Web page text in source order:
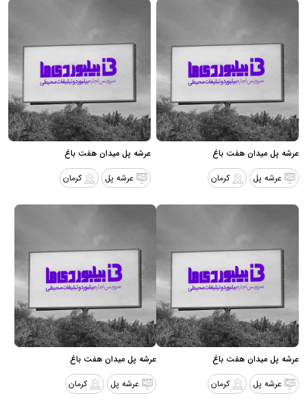
عرشه پل میدان هفت باغ
عرشه پل
کرمان
عرشه پل میدان هفت باغ
عرشه پل
کرمان
عرشه پل میدان هفت باغ
عرشه پل
کرمان
عرشه پل میدان هفت باغ
عرشه پل
کرمان